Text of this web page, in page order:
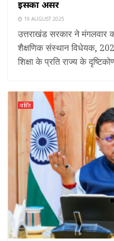
इसका असर
19 AUGUST 2025
उत्तराखंड सरकार ने मंगलवार
शैक्षणिक संस्थान विधेयक,
शिक्षा के प्रति राज्य के
चर्चित